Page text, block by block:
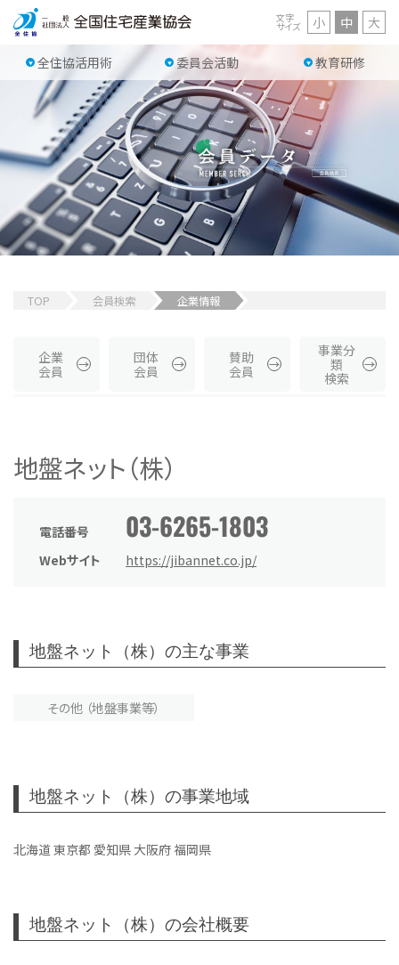
全住協活用術 委員会活動 教育研修
文字
サイズ 小 中 大
TOP 会員検索 企業情報
企業
会員
団体
会員
賛助
会員
事業分
類
検索
地盤ネット（株）
電話番号 03-6265-1803
Webサイト https://jibannet.co.jp/
地盤ネット（株）の主な事業
その他 （地盤事業等）
地盤ネット（株）の事業地域
北海道 東京都 愛知県 大阪府 福岡県
地盤ネット（株）の会社概要